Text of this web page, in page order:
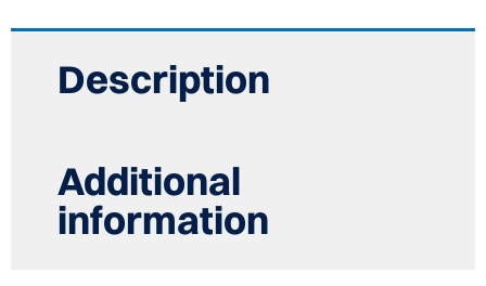
Description
Additional
information